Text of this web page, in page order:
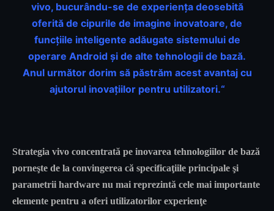
vivo, bucurându-se de experienţa deosebită
oferită de cipurile de imagine inovatoare, de
funcţiile inteligente adăugate sistemului de
operare Android şi de alte tehnologii de bază.
Anul următor dorim să păstrăm acest avantaj cu
ajutorul inovaţiilor pentru utilizatori.“
Strategia vivo concentrată pe inovarea tehnologiilor de bază
porneşte de la convingerea că specificaţiile principale şi
parametrii hardware nu mai reprezintă cele mai importante
elemente pentru a oferi utilizatorilor experienţe